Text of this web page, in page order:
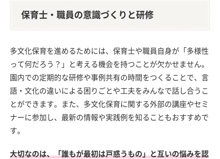
保育士・職員の意識づくりと研修
多文化保育を進めるためには、保育士や職員自身が「多様性
って何だろう？」と考える機会を持つことが欠かせません。
園内での定期的な研修や事例共有の時間をつくることで、言
語・文化の違いによる困りごとや工夫をみんなで話し合うこ
とができます。また、多文化保育に関する外部の講座やセミ
ナーに参加し、最新の情報や実践例を知ることもおすすめで
す。
大切なのは、「誰もが最初は戸惑うもの」と互いの悩みを認